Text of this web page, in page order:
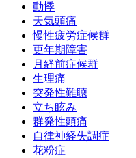
動悸
天気頭痛
慢性疲労症候群
更年期障害
月経前症候群
生理痛
突発性難聴
立ち眩み
群発性頭痛
自律神経失調症
花粉症